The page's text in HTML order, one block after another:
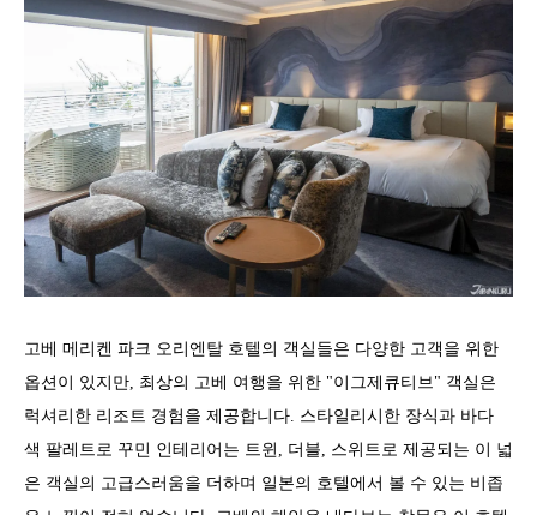
고베 메리켄 파크 오리엔탈 호텔의 객실들은 다양한 고객을 위한
옵션이 있지만, 최상의 고베 여행을 위한 "이그제큐티브" 객실은
럭셔리한 리조트 경험을 제공합니다. 스타일리시한 장식과 바다
색 팔레트로 꾸민 인테리어는 트윈, 더블, 스위트로 제공되는 이 넓
은 객실의 고급스러움을 더하며 일본의 호텔에서 볼 수 있는 비좁